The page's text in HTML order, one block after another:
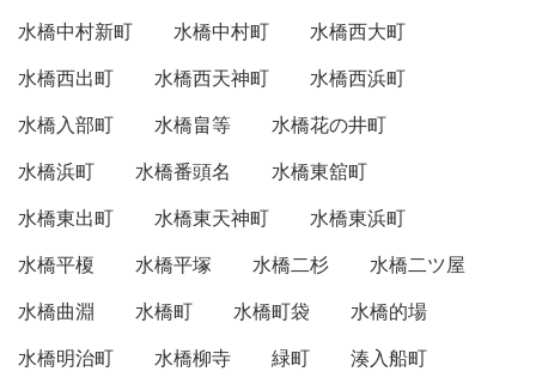
水橋中村新町
水橋中村町
水橋西大町
水橋西出町
水橋西天神町
水橋西浜町
水橋入部町
水橋畠等
水橋花の井町
水橋浜町
水橋番頭名
水橋東舘町
水橋東出町
水橋東天神町
水橋東浜町
水橋平榎
水橋平塚 水橋二杉
水橋二ツ屋
水橋曲淵
水橋町 水橋町袋
水橋的場
水橋明治町
水橋柳寺 緑町
湊入船町